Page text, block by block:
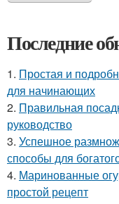
Последние
1. Простая и
для начинающих
2. Правильная
руководство
3. Успешное
способы для
4. Маринованные
простой рецепт